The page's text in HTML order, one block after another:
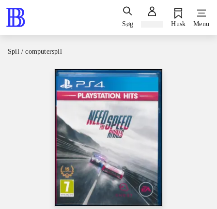
Søg Husk Menu
Spil / computerspil